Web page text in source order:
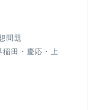
問題
稲田・慶応・上